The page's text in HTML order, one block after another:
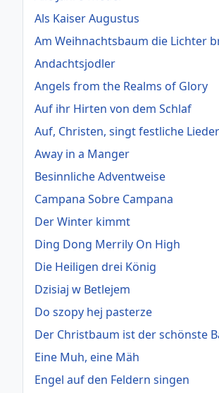
Als Kaiser Augustus
Am Weihnachtsbaum die Lichter
Andachtsjodler
Angels from the Realms of Glory
Auf ihr Hirten von dem Schlaf
Auf, Christen, singt festliche Lieder
Away in a Manger
Besinnliche Adventweise
Campana Sobre Campana
Der Winter kimmt
Ding Dong Merrily On High
Die Heiligen drei König
Dzisiaj w Betlejem
Do szopy hej pasterze
Der Christbaum ist der schönste
Eine Muh, eine Mäh
Engel auf den Feldern singen